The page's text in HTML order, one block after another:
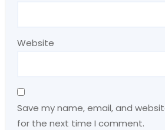
Website
Save my name, email, and
for the next time I comment.